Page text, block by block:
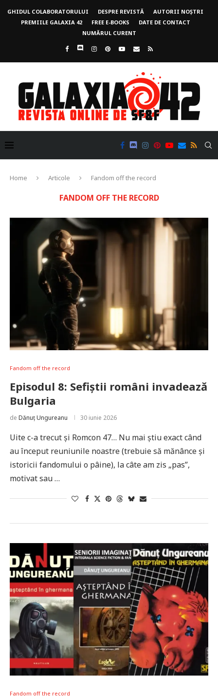
GHIDUL COLABORATORULUI DESPRE REVISTĂ
AUTORII NOȘTRI
PREMIILE GALAXIA 42
FREE E-BOOKS
DATE DE CONTACT
NUMĂRUL CURENT
Home Articole Fandom off the record
FANDOM OFF THE RECORD
Fandom off the record
Episodul 8: Sefiștii români invadează
Bulgaria
de Dănuț Ungureanu 30 iunie 2026
Uite c-a trecut și Romcon 47… Nu mai știu exact când
au început reuniunile noastre (trebuie să mănânce și
istoricii fandomului o pâine), la câte am zis „pas”,
motivat sau …
Fandom off the record